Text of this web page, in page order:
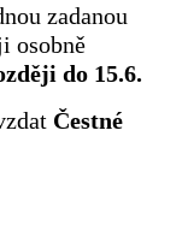
zadanou
osobně
do 15.6.
Čestné